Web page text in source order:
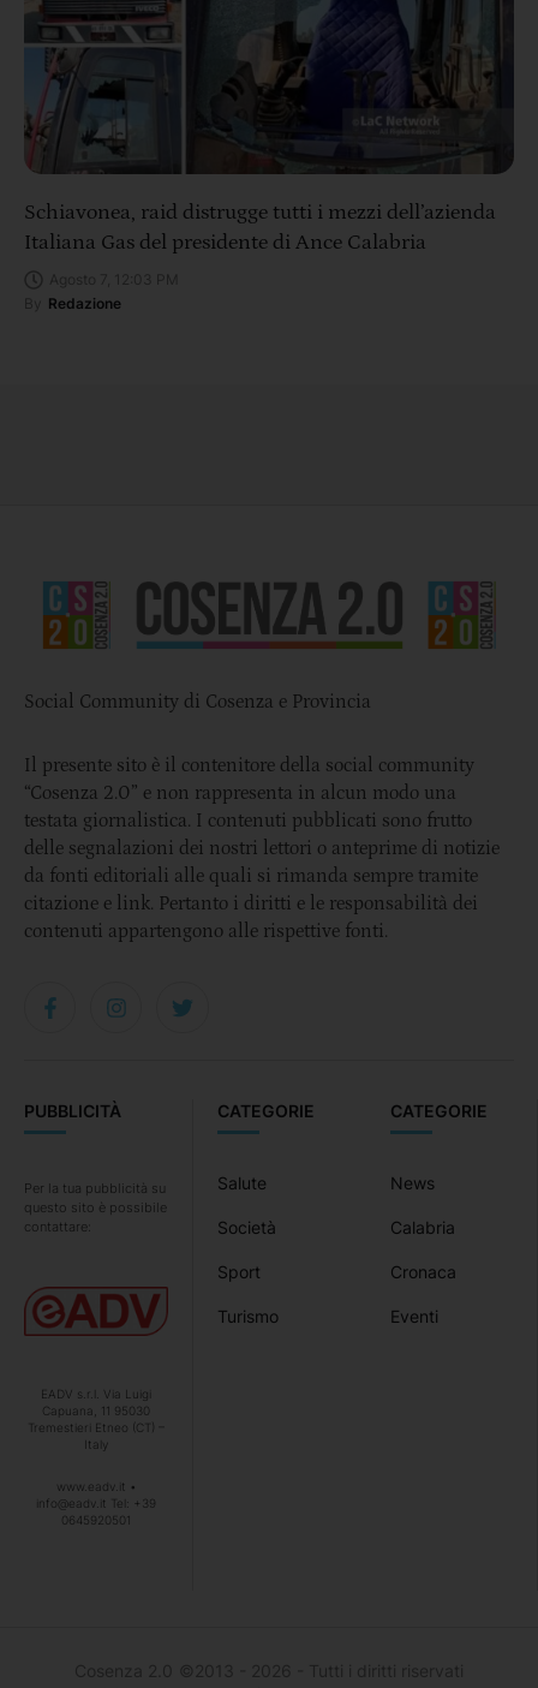
Schiavonea, raid distrugge tutti i mezzi dell’azienda
Italiana Gas del presidente di Ance Calabria
Redazione
CATEGORIE
News
Calabria
Cronaca
Eventi
CATEGORIE
Salute
Società
Sport
Turismo
PUBBLICITÀ
Per la tua pubblicità su
questo sito è possibile
contattare:
EADV s.r.l. Via Luigi
Capuana, 11 95030
Tremestieri Etneo (CT) –
Italy
www.eadv.it •
info@eadv.it Tel: +39
0645920501
Social Community di Cosenza e Provincia
Il presente sito è il contenitore della social community
“Cosenza 2.0” e non rappresenta in alcun modo una
testata giornalistica. I contenuti pubblicati sono frutto
delle segnalazioni dei nostri lettori o anteprime di notizie
da fonti editoriali alle quali si rimanda sempre tramite
citazione e link. Pertanto i diritti e le responsabilità dei
contenuti appartengono alle rispettive fonti.